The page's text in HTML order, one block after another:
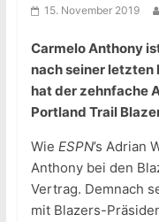
15. November 2019
Carmelo Anthony
nach seiner letzten
hat der zehnfache
Portland Trail
Wie ESPN’s Adrian
Anthony bei den
Vertrag. Demnach
mit Blazers-